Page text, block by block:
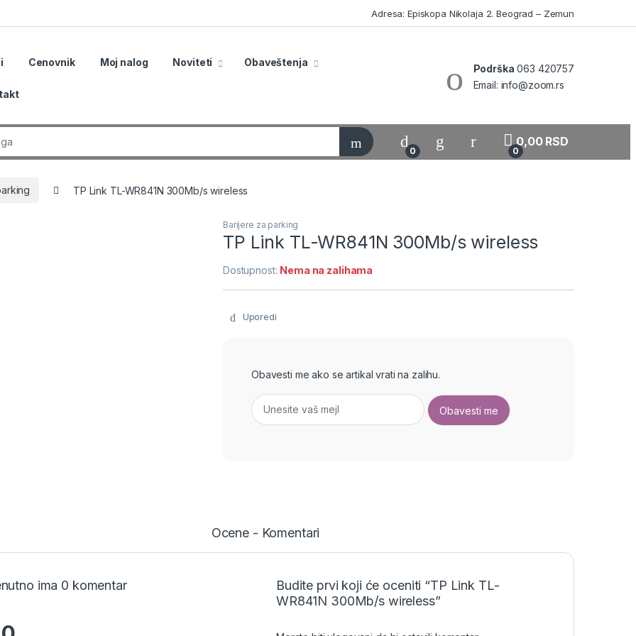
Adresa: Episkopa Nikolaja 2. Beograd – Zemun
Cenovnik Moj nalog Noviteti Obaveštenja
Podrška 063 420757
Email: info@zoom.rs
0
My Account
0
0,00RSD
TP Link TL-WR841N 300Mb/s wireless
Barijere za parking
TP Link TL-WR841N 300Mb/s wireless
Dostupnost: Nema na zalihama
Uporedi
Obavesti me ako se artikal vrati na zalihu.
Ocene - Komentari
ima 0 komentar
Budite prvi koji će oceniti “TP Link TL-
WR841N 300Mb/s wireless”